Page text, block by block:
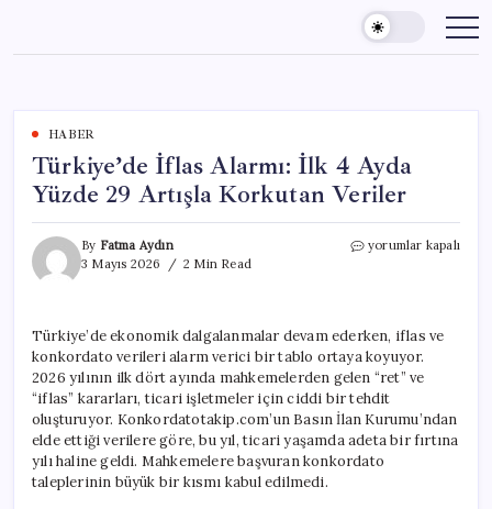
content
HABER
Türkiye’de İflas Alarmı: İlk 4 Ayda
Yüzde 29 Artışla Korkutan Veriler
By Fatma Aydın
3 Mayıs 2026
2 Min Read
Türkiye’de
Ayda
Yüzde
29
Artışla
Korkutan
Veriler
için
yorumlar kapalı
Türkiye’de ekonomik dalgalanmalar devam ederken, iflas ve
konkordato verileri alarm verici bir tablo ortaya koyuyor.
2026 yılının ilk dört ayında mahkemelerden gelen “ret” ve
“iflas” kararları, ticari işletmeler için ciddi bir tehdit
oluşturuyor. Konkordatotakip.com’un Basın İlan Kurumu’ndan
elde ettiği verilere göre, bu yıl, ticari yaşamda adeta bir fırtına
yılı haline geldi. Mahkemelere başvuran konkordato
taleplerinin büyük bir kısmı kabul edilmedi.